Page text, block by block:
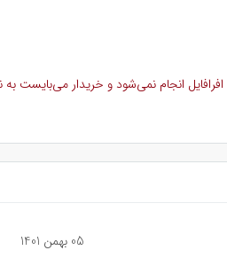
انجام نمی‌شود و خریدار می‌بایست به
05 بهمن 1401